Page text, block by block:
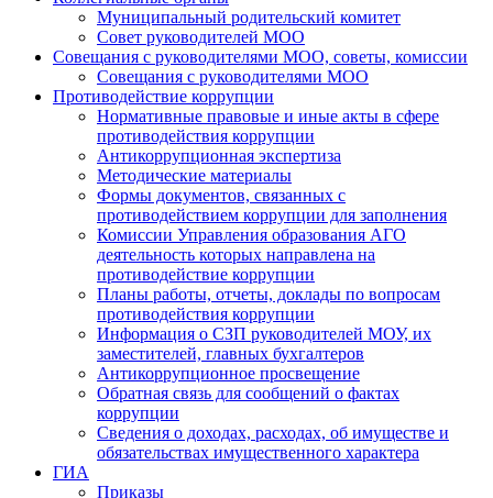
Муниципальный родительский комитет
Совет руководителей МОО
Совещания с руководителями МОО, советы, комиссии
Совещания с руководителями МОО
Противодействие коррупции
Нормативные правовые и иные акты в сфере
противодействия коррупции
Антикоррупционная экспертиза
Методические материалы
Формы документов, связанных с
противодействием коррупции для заполнения
Комиссии Управления образования АГО
деятельность которых направлена на
противодействие коррупции
Планы работы, отчеты, доклады по вопросам
противодействия коррупции
Информация о СЗП руководителей МОУ, их
заместителей, главных бухгалтеров
Антикоррупционное просвещение
Обратная связь для сообщений о фактах
коррупции
Сведения о доходах, расходах, об имуществе и
обязательствах имущественного характера
ГИА
Приказы